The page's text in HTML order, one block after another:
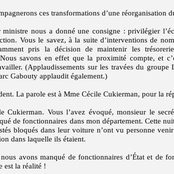
ces transformations d’une réorganisation
ministre nous a donné une consigne : privilégier
Vous le savez, à la suite d’interventions de
pris la décision de maintenir les
savons en effet que la proximité compte, et
(Applaudissements sur les travées du
Gabouty applaudit également.)
La parole est à Mme Cécile Cukierman, pour la
Cukierman. Vous l’avez évoqué, monsieur le
de fonctionnaires dans mon département. Cette
bloqués dans leur voiture n’ont vu personne
dans laquelle ils étaient.
avons manqué de fonctionnaires d’État et de
est la réalité !